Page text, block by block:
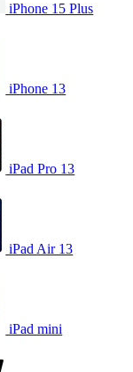
iPhone 15 Plus
iPhone 13
iPad Pro 13
iPad Air 13
iPad mini